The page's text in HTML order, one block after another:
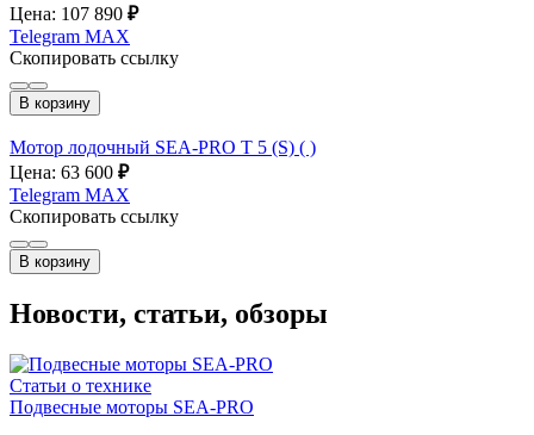
Цена: 107 890 ₽
Telegram MAX
Скопировать ссылку
В корзину
Мотор лодочный SEA-PRO Т 5 (S) ( )
Цена: 63 600 ₽
Telegram MAX
Скопировать ссылку
В корзину
Новости, статьи, обзоры
Статьи о технике
Подвесные моторы SEA-PRO